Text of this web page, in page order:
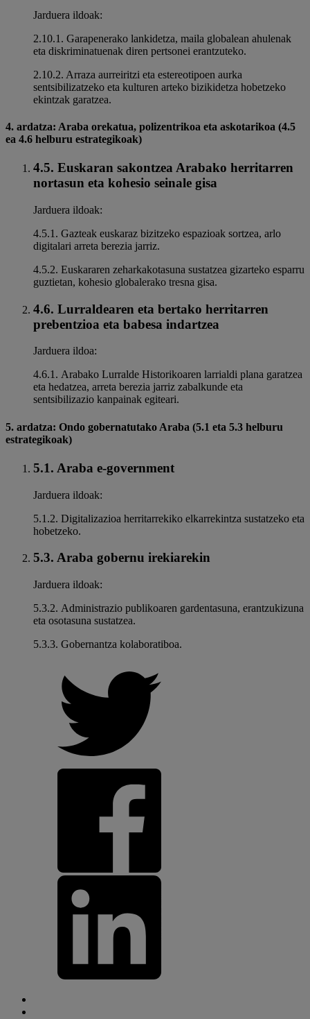
Jarduera ildoak:
2.10.1. Garapenerako lankidetza, maila globalean ahulenak
eta diskriminatuenak diren pertsonei erantzuteko.
2.10.2. Arraza aurreiritzi eta estereotipoen aurka
sentsibilizatzeko eta kulturen arteko bizikidetza hobetzeko
ekintzak garatzea.
4. ardatza: Araba orekatua, polizentrikoa eta askotarikoa (4.5
ea 4.6 helburu estrategikoak)
4.5. Euskaran sakontzea Arabako herritarren
nortasun eta kohesio seinale gisa
Jarduera ildoak:
4.5.1. Gazteak euskaraz bizitzeko espazioak sortzea, arlo
digitalari arreta berezia jarriz.
4.5.2. Euskararen zeharkakotasuna sustatzea gizarteko esparru
guztietan, kohesio globalerako tresna gisa.
4.6. Lurraldearen eta bertako herritarren
prebentzioa eta babesa indartzea
Jarduera ildoa:
4.6.1. Arabako Lurralde Historikoaren larrialdi plana garatzea
eta hedatzea, arreta berezia jarriz zabalkunde eta
sentsibilizazio kanpainak egiteari.
5. ardatza: Ondo gobernatutako Araba (5.1 eta 5.3 helburu
estrategikoak)
5.1. Araba e-government
Jarduera ildoak:
5.1.2. Digitalizazioa herritarrekiko elkarrekintza sustatzeko eta
hobetzeko.
5.3. Araba gobernu irekiarekin
Jarduera ildoak:
5.3.2. Administrazio publikoaren gardentasuna, erantzukizuna
eta osotasuna sustatzea.
5.3.3. Gobernantza kolaboratiboa.